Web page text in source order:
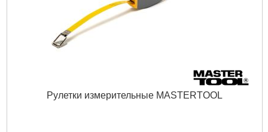
Рулетки измерительные MASTERTOOL